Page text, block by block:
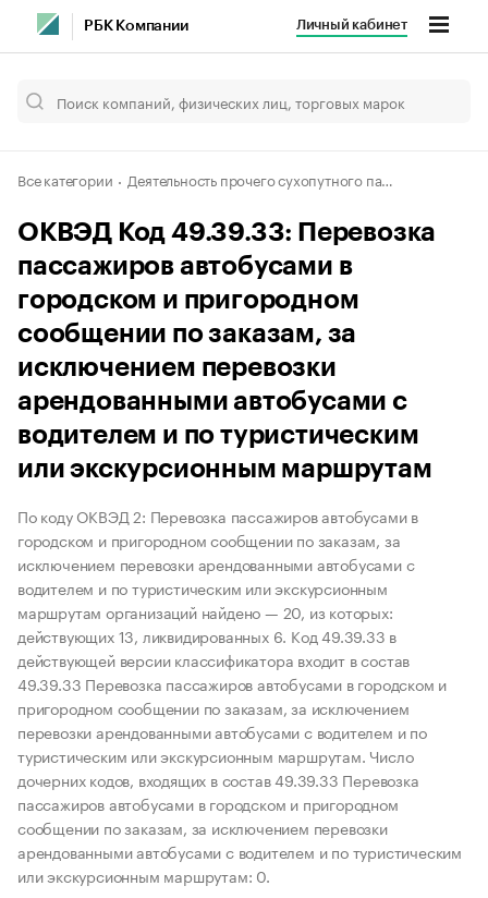
РБК Компании Личный кабинет
Все категории Деятельность прочего сухопутного пассажирского транспорта, не включенная в другие группировки
ОКВЭД Код 49.39.33: Перевозка
пассажиров автобусами в
городском и пригородном
сообщении по заказам, за
исключением перевозки
арендованными автобусами с
водителем и по туристическим
или экскурсионным маршрутам
По коду ОКВЭД 2: Перевозка пассажиров автобусами в
городском и пригородном сообщении по заказам, за
исключением перевозки арендованными автобусами с
водителем и по туристическим или экскурсионным
маршрутам организаций найдено — 20, из которых:
действующих 13, ликвидированных 6. Код 49.39.33 в
действующей версии классификатора входит в состав
49.39.33 Перевозка пассажиров автобусами в городском и
пригородном сообщении по заказам, за исключением
перевозки арендованными автобусами с водителем и по
туристическим или экскурсионным маршрутам. Число
дочерних кодов, входящих в состав 49.39.33 Перевозка
пассажиров автобусами в городском и пригородном
сообщении по заказам, за исключением перевозки
арендованными автобусами с водителем и по туристическим
или экскурсионным маршрутам: 0.